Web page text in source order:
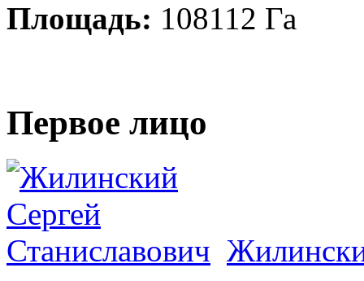
Площадь: 108112 Га
Первое лицо